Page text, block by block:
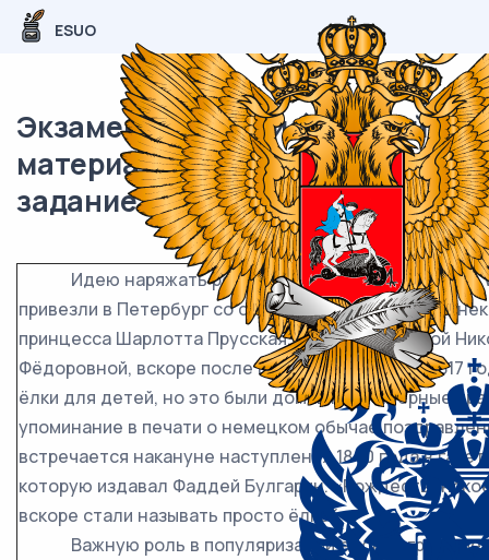
ESUO
Экзаменационный (типовой)
материал ЕГЭ / Русский / 01-03
задание (24) / 94
Идею наряжать рождественское дерево (нем.
привезли в Петербург со своей родины немцы. По
принцесса Шарлотта Прусская, ставшая супругой
Фёдоровной, вскоре после приезда в Россию в 1817
ёлки для детей, но это были домашние камерные
упоминание в печати о немецком обычае
встречается накануне наступления 1840 года в
которую издавал Фаддей Булгарин.
вскоре стали называть просто ёлкой.
Важную роль в популяризации ёлок сыграло